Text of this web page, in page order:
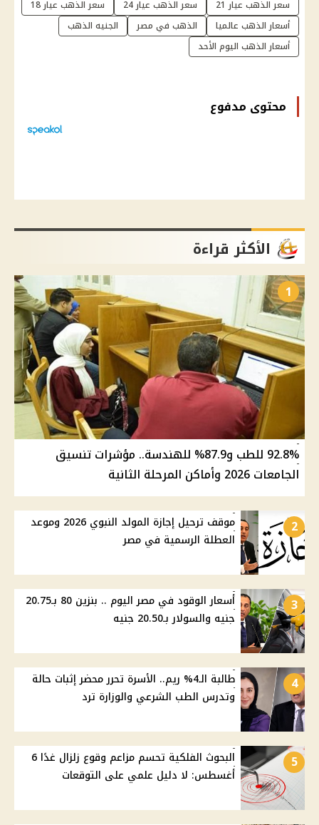
سعر الذهب عيار 21
سعر الذهب عيار 24
سعر الذهب عيار 18
أسعار الذهب عالميا
الذهب في مصر
الجنيه الذهب
أسعار الذهب اليوم الأحد
محتوى مدفوع
الأكثر قراءة
1
92.8% للطب و87.9% للهندسة.. مؤشرات تنسيق
الجامعات 2026 وأماكن المرحلة الثانية
2
موقف ترحيل إجازة المولد النبوي 2026 وموعد
العطلة الرسمية في مصر
3
أسعار الوقود في مصر اليوم .. بنزين 80 بـ20.75
جنيه والسولار بـ20.50 جنيه
4
طالبة الـ4% ريم.. الأسرة تحرر محضر إثبات حالة
وتدرس الطب الشرعي والوزارة ترد
5
البحوث الفلكية تحسم مزاعم وقوع زلزال غدًا 6
أغسطس: لا دليل علمي على التوقعات